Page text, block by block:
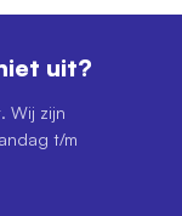
uit?
Wij zijn
t/m